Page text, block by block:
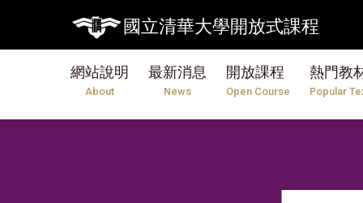
國立清華大學開放式課程
網站說明
About
最新消息
News
開放課程
Open Course
熱門教
Popular